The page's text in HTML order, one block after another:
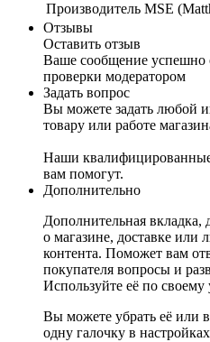
Производитель MSE
Отзывы
Оставить отзыв
Ваше сообщение успешно
проверки модератором
Задать вопрос
Вы можете задать любой
товару или работе
Наши квалифицированные
вам помогут.
Дополнительно
Дополнительная
о магазине, доставке или
контента. Поможет вам
покупателя вопросы и
Используйте её по
Вы можете убрать её или
одну галочку в